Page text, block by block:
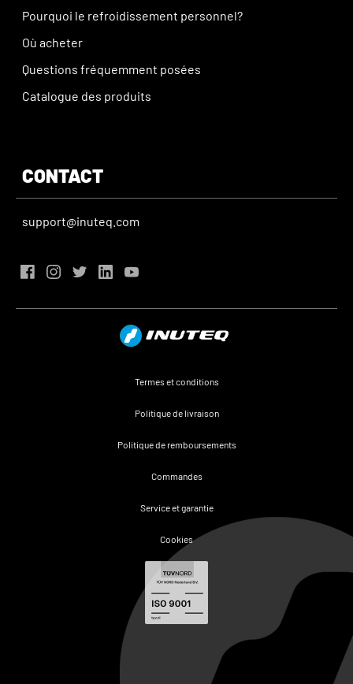
Pourquoi le refroidissement personnel?
Où acheter
Questions fréquemment posées
Catalogue des produits
CONTACT
support@inuteq.com
Termes et conditions
Politique de livraison
Politique de remboursements
Commandes
Service et garantie
Cookies